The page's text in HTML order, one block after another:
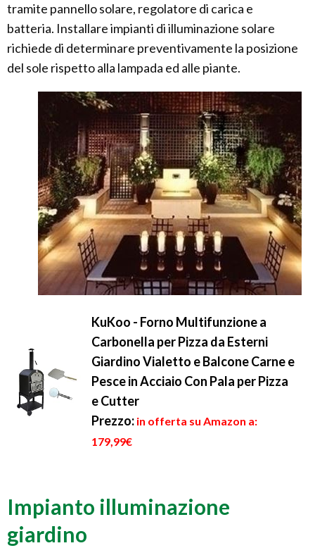
tramite pannello solare, regolatore di carica e
batteria. Installare impianti di illuminazione solare
richiede di determinare preventivamente la posizione
del sole rispetto alla lampada ed alle piante.
KuKoo - Forno Multifunzione a
Carbonella per Pizza da Esterni
Giardino Vialetto e Balcone Carne e
Pesce in Acciaio Con Pala per Pizza
e Cutter
Prezzo: in offerta su Amazon a:
179,99€
Impianto illuminazione
giardino